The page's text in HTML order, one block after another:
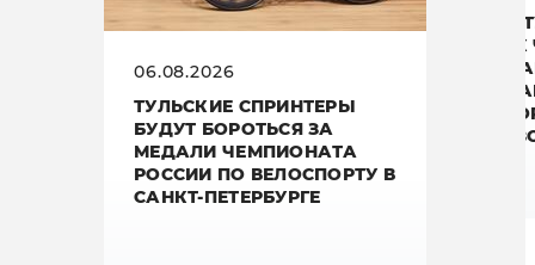
06.08.2026
ТУЛЬСКИЕ СПРИНТЕРЫ
БУДУТ БОРОТЬСЯ ЗА
МЕДАЛИ ЧЕМПИОНАТА
РОССИИ ПО ВЕЛОСПОРТУ В
САНКТ-ПЕТЕРБУРГЕ
ОТ
—